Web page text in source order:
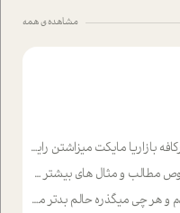
مشاهده ی همه
درزیر اخرصفحه گذاشته شده خب ادم خبره میره نصب میکنه میخونه ولی هرکسی گوشیش ظرفیتش نداره باتشکر
و مثال های بیشتر ی ارایه دهید